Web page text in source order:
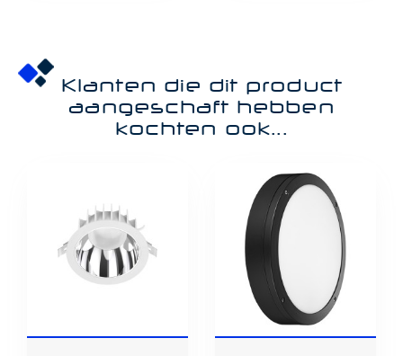
Klanten die dit product
aangeschaft hebben
kochten ook...